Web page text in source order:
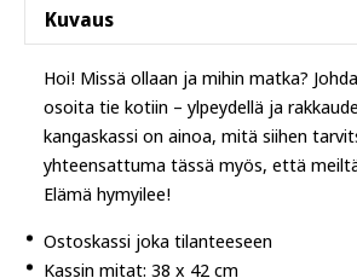
Kuvaus
Hoi! Missä ollaan ja mihin matka?
osoita tie kotiin – ylpeydellä ja
kangaskassi on ainoa, mitä siihen
yhteensattuma tässä myös, että
Elämä hymyilee!
Ostoskassi joka tilanteeseen
Kassin mitat: 38 x 42 cm